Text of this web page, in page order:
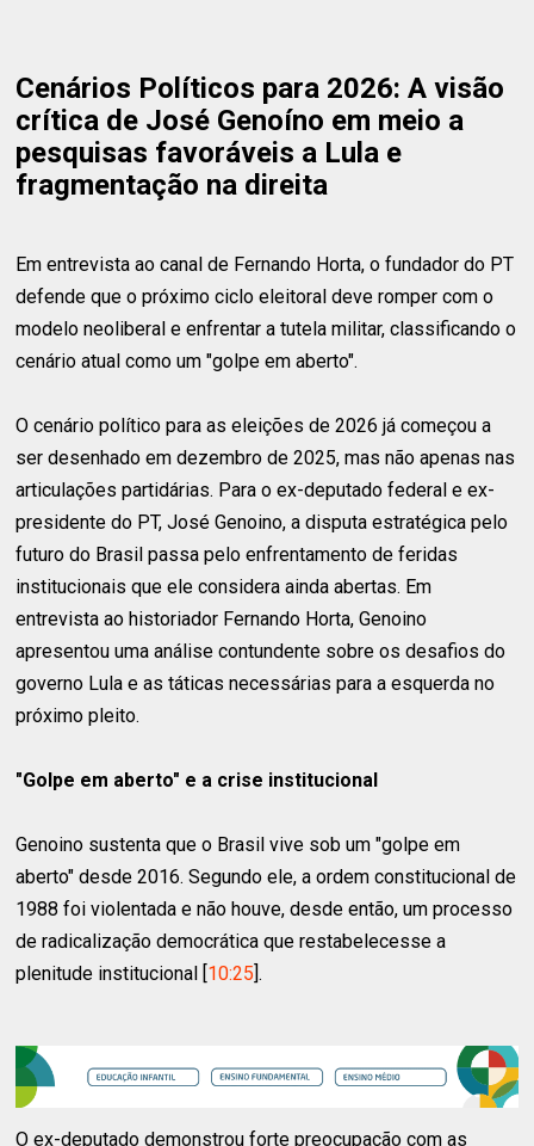
Cenários Políticos para 2026: A visão
crítica de José Genoíno em meio a
pesquisas favoráveis a Lula e
fragmentação na direita
Em entrevista ao canal de Fernando Horta, o fundador do PT
defende que o próximo ciclo eleitoral deve romper com o
modelo neoliberal e enfrentar a tutela militar, classificando o
cenário atual como um "golpe em aberto".
O cenário político para as eleições de 2026 já começou a
ser desenhado em dezembro de 2025, mas não apenas nas
articulações partidárias. Para o ex-deputado federal e ex-
presidente do PT, José Genoino, a disputa estratégica pelo
futuro do Brasil passa pelo enfrentamento de feridas
institucionais que ele considera ainda abertas. Em
entrevista ao historiador Fernando Horta, Genoino
apresentou uma análise contundente sobre os desafios do
governo Lula e as táticas necessárias para a esquerda no
próximo pleito.
"Golpe em aberto" e a crise institucional
Genoino sustenta que o Brasil vive sob um "golpe em
aberto" desde 2016. Segundo ele, a ordem constitucional de
1988 foi violentada e não houve, desde então, um processo
de radicalização democrática que restabelecesse a
plenitude institucional [10:25].
O ex-deputado demonstrou forte preocupação com as